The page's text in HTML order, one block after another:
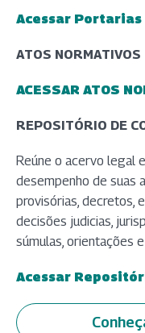
Acessar
(abre em nova
ATOS NORMATIVOS
ACESSAR ATOS
(abre em nova
REPOSITÓRIO DE
Reúne o acervo legal
desempenho de suas
provisórias, decretos,
decisões judicias,
súmulas, orientações
Acessar
(abre em nova